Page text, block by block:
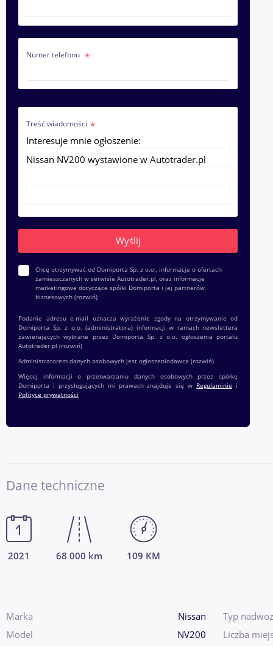
Numer telefonu
Treść wiadomości
Chcę otrzymywać od Domiporta Sp. z o.o., informacje o ofertach
zamieszczanych w serwisie Autotrader.pl, oraz informacje
marketingowe dotyczące spółki Domiporta i jej partnerów
biznesowych (rozwiń)
Podanie adresu e-mail oznacza wyrażenie zgody na otrzymywanie od
Domiporta Sp. z o.o. (administratora) informacji w ramach newslettera
zawierających wybrane przez Domiporta Sp. z o.o. ogłoszenia portalu
Autotrader.pl (rozwiń)
Administratorem danych osobowych jest ogłoszeniodawca (rozwiń)
Więcej informacji o przetwarzaniu danych osobowych przez spółkę
Domiporta i przysługujących mi prawach znajduje się w Regulaminie i
Polityce prywatności
Dane techniczne
2021 68 000 km 109 KM
Marka
Nissan
Model
NV200
Typ
Liczba